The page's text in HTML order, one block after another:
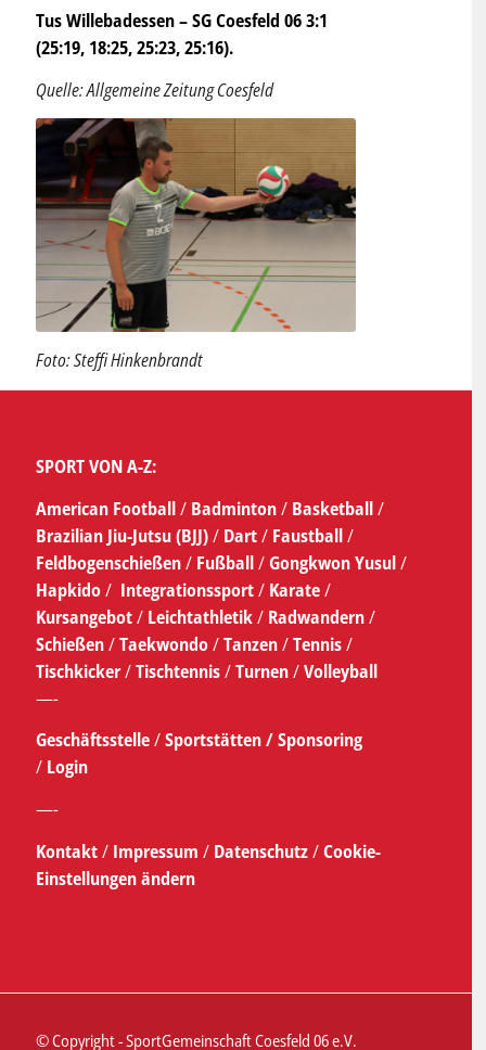
Tus Willebadessen – SG Coesfeld 06 3:1
(25:19, 18:25, 25:23, 25:16).
Quelle: Allgemeine Zeitung Coesfeld
Foto: Steffi Hinkenbrandt
SPORT VON A-Z:
American Football/ Badminton/ Basketball/
Brazilian Jiu-Jutsu (BJJ)/ Dart/ Faustball/
Feldbogenschießen/ Fußball/Gongkwon Yusul/
Hapkido/ Integrationssport/ Karate/
Kursangebot/Leichtathletik/ Radwandern/
Schießen/Taekwondo/Tanzen/Tennis/
Tischkicker/Tischtennis/Turnen/Volleyball
—-
Geschäftsstelle/Sportstätten /Sponsoring
/ Login
—-
Kontakt/ Impressum / Datenschutz/Cookie-
Einstellungen ändern
© Copyright - SportGemeinschaft Coesfeld 06 e.V.